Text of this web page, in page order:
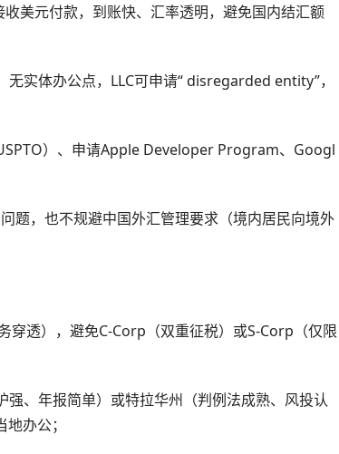
美元付款，到账快、汇率透明，避免国内结汇额
实体办公点，LLC可申请“ disregarded entity”，
）、申请Apple Developer Program、Googl
题，也不规避中国外汇管理要求（境内居民向境外
穿透），避免C-Corp（双重征税）或S-Corp（仅限
、年报简单）或特拉华州（判例法成熟、风投认
办公；